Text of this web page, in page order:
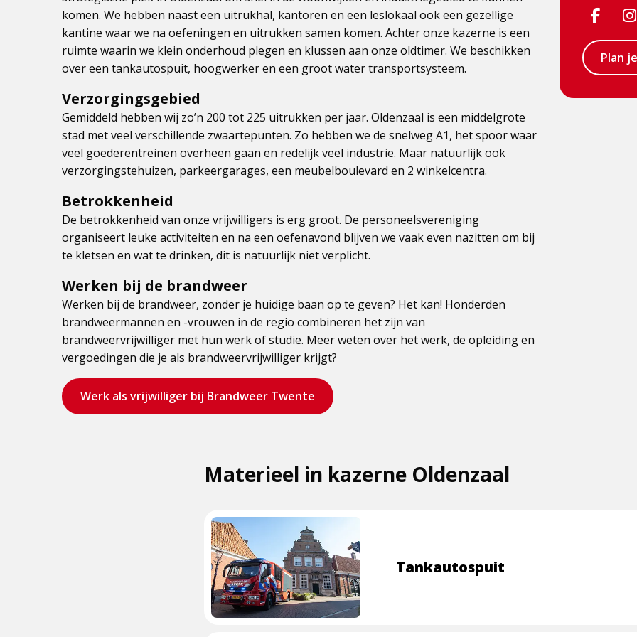
komen. We hebben naast een uitrukhal, kantoren en een leslokaal ook een gezellige
kantine waar we na oefeningen en uitrukken samen komen. Achter onze kazerne is een
ruimte waarin we klein onderhoud plegen en klussen aan onze oldtimer. We beschikken
over een tankautospuit, hoogwerker en een groot water transportsysteem.
Verzorgingsgebied
Gemiddeld hebben wij zo’n 200 tot 225 uitrukken per jaar. Oldenzaal is een middelgrote
stad met veel verschillende zwaartepunten. Zo hebben we de snelweg A1, het spoor waar
veel goederentreinen overheen gaan en redelijk veel industrie. Maar natuurlijk ook
verzorgingstehuizen, parkeergarages, een meubelboulevard en 2 winkelcentra.
Betrokkenheid
De betrokkenheid van onze vrijwilligers is erg groot. De personeelsvereniging
organiseert leuke activiteiten en na een oefenavond blijven we vaak even nazitten om bij
te kletsen en wat te drinken, dit is natuurlijk niet verplicht.
Werken bij de brandweer
Werken bij de brandweer, zonder je huidige baan op te geven? Het kan! Honderden
brandweermannen en -vrouwen in de regio combineren het zijn van
brandweervrijwilliger met hun werk of studie. Meer weten over het werk, de opleiding en
vergoedingen die je als brandweervrijwilliger krijgt?
Bezoek
de
Werk als vrijwilliger bij Brandweer Twente
Visit
page
Plan
Materieel in kazerne Oldenzaal
Tankautospuit